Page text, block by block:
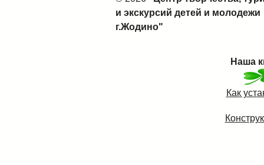
и экскурсий детей и молодежи
г.Жодино"
Наша
Как